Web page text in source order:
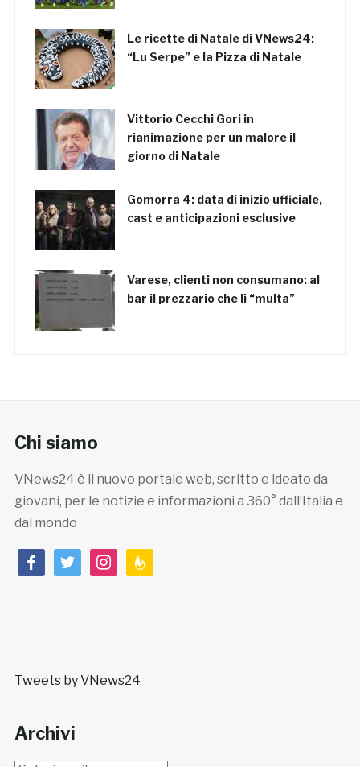
Le ricette di Natale di VNews24:
“Lu Serpe” e la Pizza di Natale
Vittorio Cecchi Gori in
rianimazione per un malore il
giorno di Natale
Gomorra 4: data di inizio ufficiale,
cast e anticipazioni esclusive
Varese, clienti non consumano: al
bar il prezzario che li “multa”
Chi siamo
VNews24 è il nuovo portale web, scritto e ideato da
giovani, per le notizie e informazioni a 360° dall’Italia e
dal mondo
facebooktwitterinstagramfeedburner
Tweets by VNews24
Archivi